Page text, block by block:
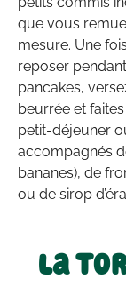
que vous
mesure. Une
reposer
pancakes,
beurrée et
petit-déjeuner
accompagnés
bananes), de
ou de sirop
La